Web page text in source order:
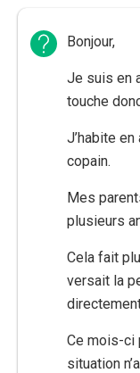
Bonjour,
Je suis en
touche
J’habite
copain.
Mes
plusieurs
Cela fait
versait la
Ce mois-ci
situation